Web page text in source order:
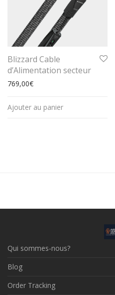
Blizzard Cable
d’Alimentation secteur
769,00€
Ajouter au panier
Qui sommes-nous?
Blog
Order Tracking